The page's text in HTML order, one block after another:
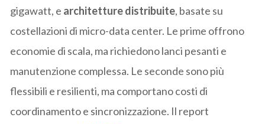
gigawatt, e architetture distribuite, basate su
costellazioni di micro-data center. Le prime offrono
economie di scala, ma richiedono lanci pesanti e
manutenzione complessa. Le seconde sono più
flessibili e resilienti, ma comportano costi di
coordinamento e sincronizzazione. Il report